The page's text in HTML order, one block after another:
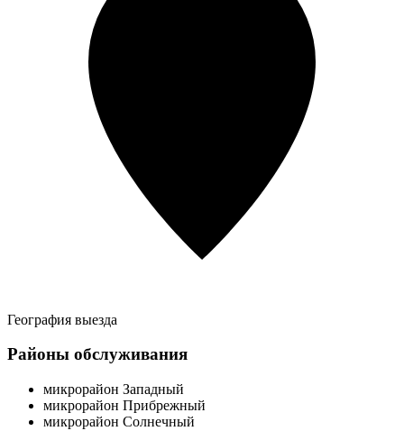
География выезда
Районы обслуживания
микрорайон Западный
микрорайон Прибрежный
микрорайон Солнечный